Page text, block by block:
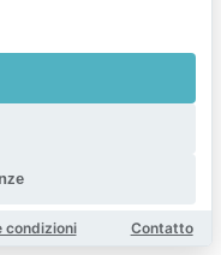
condizioni Contatto